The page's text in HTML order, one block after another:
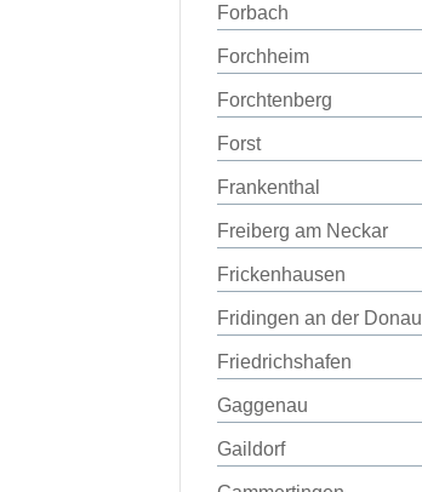
Forbach
Forchheim
Forchtenberg
Forst
Frankenthal
Freiberg am Neckar
Frickenhausen
Fridingen an der Donau
Friedrichshafen
Gaggenau
Gaildorf